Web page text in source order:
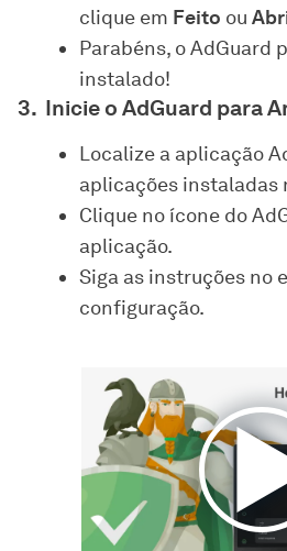
clique em Feito ou
Parabéns, o AdGuard
instalado!
Inicie o AdGuard para
Localize a aplicação
aplicações instaladas
Clique no ícone do
aplicação.
Siga as instruções no
configuração.